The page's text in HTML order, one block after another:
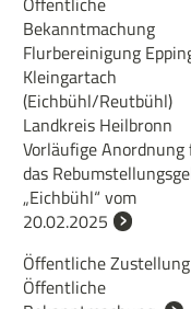
Bekanntmachung
Flurbereinigung
Kleingartach
(Eichbühl/Reutbühl)
Landkreis Heilbronn
Vorläufige
das
„Eichbühl“ vom
20.02.2025
Öffentliche
Öffentliche